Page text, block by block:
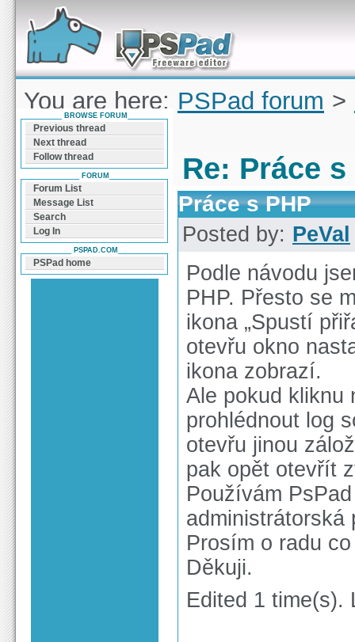
Forum can help you solve problems and quickly
find a solution with PSPad for Microsoft
Windows
You are here: PSPad forum >
PHP
Re: Práce s
Práce s PHP
Posted by: PeVal
Podle návodu
PHP. Přesto se
ikona „Spustí
otevřu okno
ikona zobrazí.
Ale pokud kliknu
prohlédnout log
otevřu jinou
pak opět otevřít
Používám
administrátorská
Prosím o radu
Děkuji.
Edited 1 time(s).
BROWSE FORUM
Previous thread
Next thread
Follow thread
FORUM
Forum List
Message List
Search
Log In
PSPAD.COM
PSPad home